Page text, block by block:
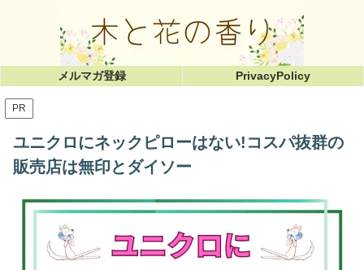
メルマガ登録 PrivacyPolicy
PR
ユニクロにネックピローはない!コスパ抜群の
販売店は無印とダイソー